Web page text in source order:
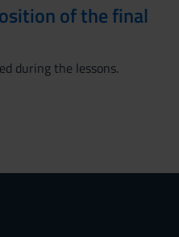
of the final
during the lessons.